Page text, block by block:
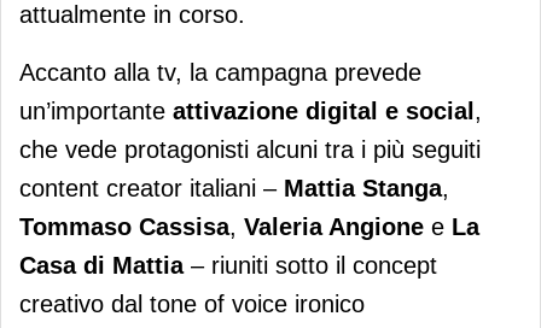
attualmente in corso.
Accanto alla tv, la campagna prevede
un’importante attivazione digital e social ,
che vede protagonisti alcuni tra i più seguiti
content creator italiani – Mattia Stanga,
Tommaso Cassisa, Valeria Angione e La
Casa di Mattia– riuniti sotto il concept
creativo dal tone of voice ironico